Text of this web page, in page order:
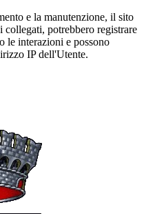
e la manutenzione, il sito
collegati, potrebbero registrare
le interazioni e possono
IP dell'Utente.